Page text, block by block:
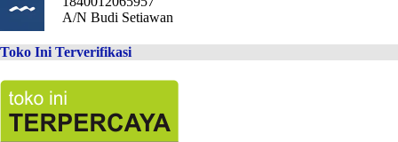
A/N Budi Setiawan
Toko Ini Terverifikasi